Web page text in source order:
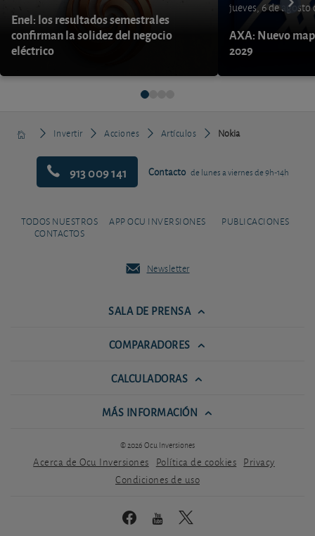
Enel: los resultados semestrales
confirman la solidez del negocio
eléctrico
jueves, 6 de agosto
AXA: Nuevo
2029
Invertir Acciones Artículos Nokia
913 009 141 Contacto de lunes a viernes de 9h-14h
TODOS NUESTROS
CONTACTOS
APP OCU INVERSIONES PUBLICACIONES
Newsletter
SALA DE PRENSA
COMPARADORES
CALCULADORAS
MÁS INFORMACIÓN
© 2026 Ocu Inversiones
Acerca de Ocu Inversiones Política de cookies Privacy
Condiciones de uso